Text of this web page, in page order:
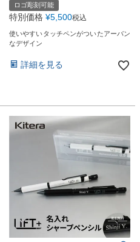
ロゴ彫刻可能
特別価格 ¥5,500税込
使いやすいタッチペンがついたアーバン
なデザイン
詳細を見る